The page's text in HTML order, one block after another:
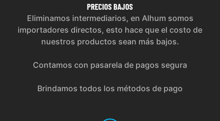
PRECIOS BAJOS
Eliminamos intermediarios, en Alhum somos
importadores directos, esto hace que el costo de
nuestros productos sean más bajos.
Contamos con pasarela de pagos segura
Brindamos todos los métodos de pago